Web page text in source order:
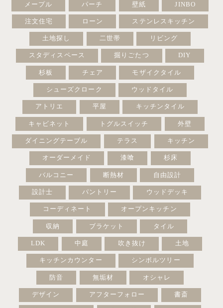
メープル パーチ 壁紙 JINBO
注文住宅 ローン ステンレスキッチン
土地探し 二世帯 リビング
スタディスペース 掘りごたつ DIY
杉板 チェア モザイクタイル
シューズクローク ウッドタイル
アトリエ 平屋 キッチンタイル
キャビネット トグルスイッチ 外壁
ダイニングテーブル テラス キッチン
オーダーメイド 漆喰 杉床
バルコニー 断熱材 自由設計
設計士 パントリー ウッドデッキ
コーディネート オープンキッチン
収納 ブラケット タイル
LDK 中庭 吹き抜け 土地
キッチンカウンター シンボルツリー
防音 無垢材 オシャレ
デザイン アフターフォロー 書斎